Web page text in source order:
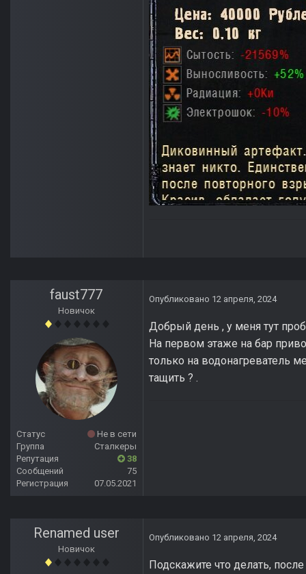
faust777
Новичок
Статус
Не в сети
Группа
Сталкеры
Репутация
38
Сообщений
75
Регистрация
07.05.2021
Опубликовано 12 апреля, 2024
Добрый день , у меня тут
На первом этаже на бар
только на водонагреватель
тащить ? .
Renamed user
Новичок
Опубликовано 12 апреля, 2024
Подскажите что делать,